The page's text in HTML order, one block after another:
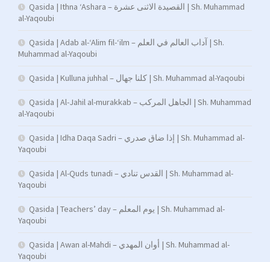
Qasida | Ithna ‘Ashara – القصيدة الاثنى عشرة | Sh. Muhammad
al-Yaqoubi
Qasida | Adab al-‘Alim fil-‘ilm – آداب العالم في العلم | Sh.
Muhammad al-Yaqoubi
Qasida | Kulluna juhhal – كلنا جهال | Sh. Muhammad al-Yaqoubi
Qasida | Al-Jahil al-murakkab – الجاهل المركب | Sh. Muhammad
al-Yaqoubi
Qasida | Idha Daqa Sadri – إذا ضاق صدري | Sh. Muhammad al-
Yaqoubi
Qasida | Al-Quds tunadi – القدس تنادي | Sh. Muhammad al-
Yaqoubi
Qasida | Teachers’ day – يوم المعلم | Sh. Muhammad al-
Yaqoubi
Qasida | Awan al-Mahdi – أوان المهدي | Sh. Muhammad al-
Yaqoubi